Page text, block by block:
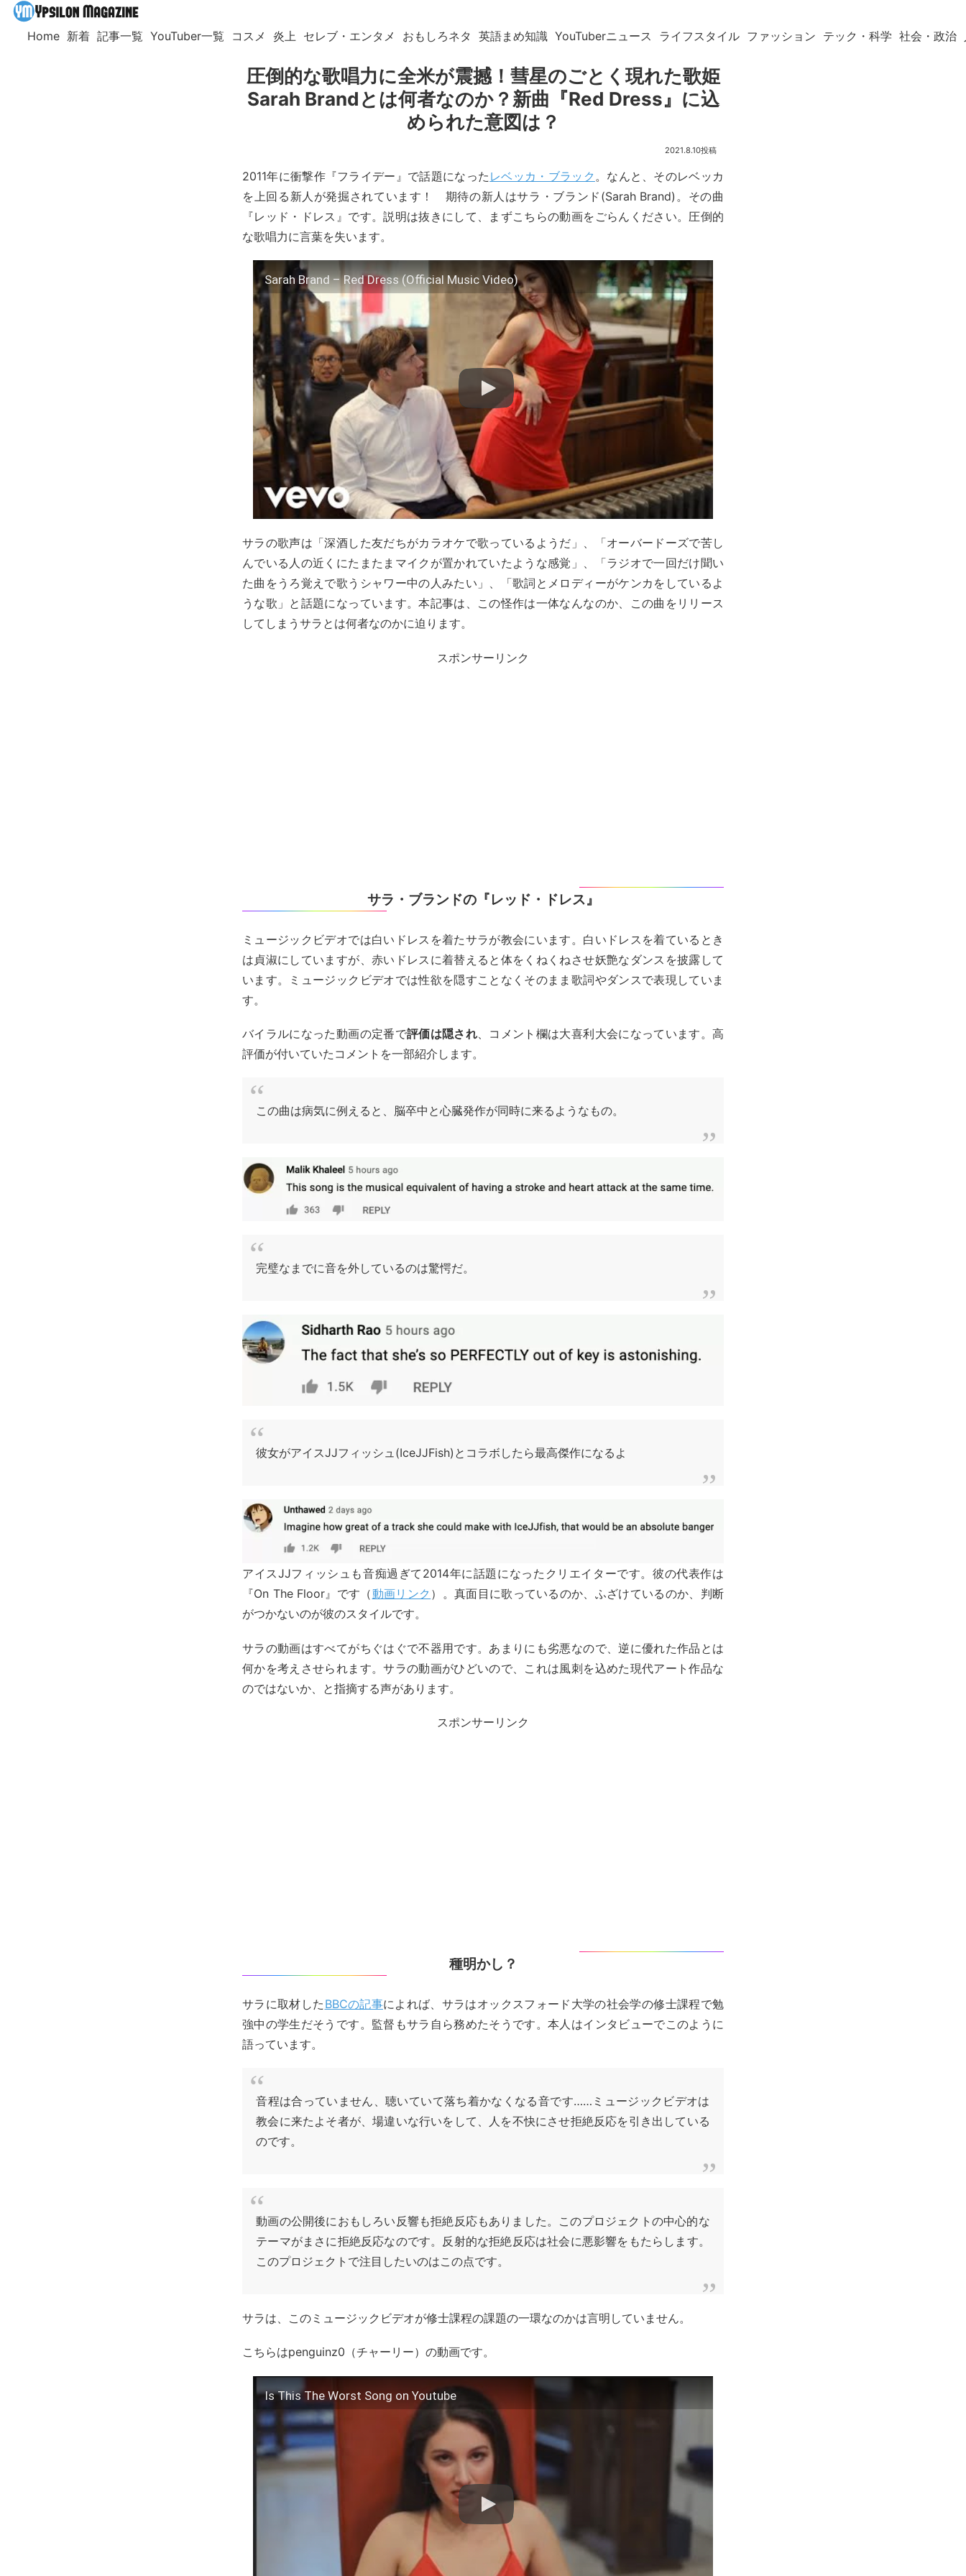
Home 新着 記事一覧 YouTuber一覧 コスメ 炎上 セレブ・エンタメ おもしろネタ 英語まめ知識 YouTuberニュース ライフスタイル ファッション テック・科学 社会・政治
圧倒的な歌唱力に全米が震撼！彗星のごとく現れた歌姫
Sarah Brandとは何者なのか？新曲『Red Dress』に込
められた意図は？
2021.8.10
2011年に衝撃作『フライデー』で話題になった レベッカ・ブラック 。なんと、そのレベッカ
を上回る新人が発掘されています！ 期待の新人はサラ・ブランド(Sarah Brand)。その曲
『レッド・ドレス』です。説明は抜きにして、まずこちらの動画をごらんください。圧倒的
な歌唱力に言葉を失います。
Sarah Brand – Red Dress (Official Music Video)
サラの歌声は「深酒した友だちがカラオケで歌っているようだ」、「オーバードーズで苦し
んでいる人の近くにたまたまマイクが置かれていたような感覚」、「ラジオで一回だけ聞い
た曲をうろ覚えで歌うシャワー中の人みたい」、「歌詞とメロディーがケンカをしているよ
うな歌」と話題になっています。本記事は、この怪作は一体なんなのか、この曲をリリース
してしまうサラとは何者なのかに迫ります。
スポンサーリンク
サラ・ブランドの『レッド・ドレス』
ミュージックビデオでは白いドレスを着たサラが教会にいます。白いドレスを着ているとき
は貞淑にしていますが、赤いドレスに着替えると体をくねくねさせ妖艶なダンスを披露して
います。ミュージックビデオでは性欲を隠すことなくそのまま歌詞やダンスで表現していま
す。
バイラルになった動画の定番で評価は隠され 、コメント欄は大喜利大会になっています。高
評価が付いていたコメントを一部紹介します。
この曲は病気に例えると、脳卒中と心臓発作が同時に来るようなもの。
完璧なまでに音を外しているのは驚愕だ。
彼女がアイスJJフィッシュ(IceJJFish)とコラボしたら最高傑作になるよ
アイスJJフィッシュも音痴過ぎて2014年に話題になったクリエイターです。彼の代表作は
『On The Floor』です（動画リンク ）。真面目に歌っているのか、ふざけているのか、判断
がつかないのが彼のスタイルです。
サラの動画はすべてがちぐはぐで不器用です。あまりにも劣悪なので、逆に優れた作品とは
何かを考えさせられます。サラの動画がひどいので、これは風刺を込めた現代アート作品な
のではないか、と指摘する声があります。
スポンサーリンク
種明かし？
サラに取材した BBCの記事によれば、サラはオックスフォード大学の社会学の修士課程で勉
強中の学生だそうです。監督もサラ自ら務めたそうです。本人はインタビューでこのように
語っています。
音程は合っていません、聴いていて落ち着かなくなる音です……ミュージックビデオは
教会に来たよそ者が、場違いな行いをして、人を不快にさせ拒絶反応を引き出している
のです。
動画の公開後におもしろい反響も拒絶反応もありました。このプロジェクトの中心的な
テーマがまさに拒絶反応なのです。反射的な拒絶反応は社会に悪影響をもたらします。
このプロジェクトで注目したいのはこの点です。
サラは、このミュージックビデオが修士課程の課題の一環なのかは言明していません。
こちらはpenguinz0（チャーリー）の動画です。
Is This The Worst Song on Youtube